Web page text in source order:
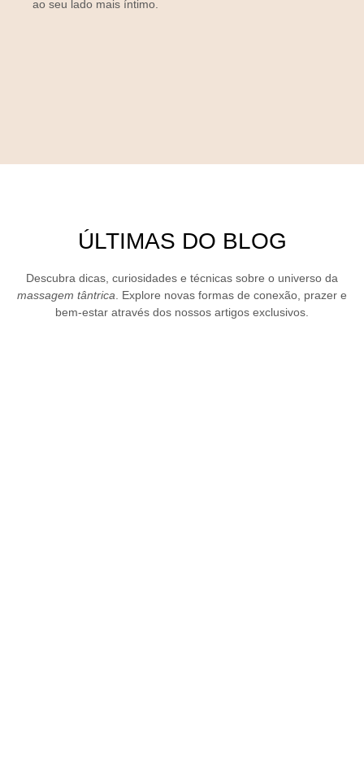
ao seu lado mais íntimo.
ÚLTIMAS DO BLOG
Descubra dicas, curiosidades e técnicas sobre o universo da
massagem tântrica. Explore novas formas de conexão, prazer e
bem-estar através dos nossos artigos exclusivos.